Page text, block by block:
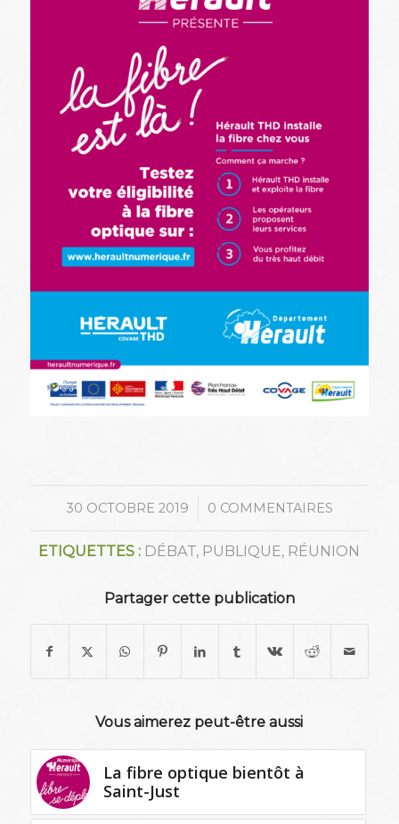
30 OCTOBRE 2019
/ 0 COMMENTAIRES
ETIQUETTES : DÉBAT, PUBLIQUE, RÉUNION
Partager cette publication
Vous aimerez peut-être aussi
La fibre optique bientôt à
Saint-Just